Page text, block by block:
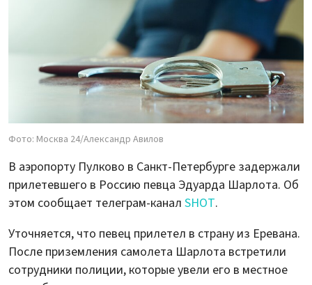
Фото: Москва 24/Александр Авилов
В аэропорту Пулково в Санкт-Петербурге задержали
прилетевшего в Россию певца Эдуарда Шарлота. Об
этом сообщает телеграм-канал SHOT.
Уточняется, что певец прилетел в страну из Еревана.
После приземления самолета Шарлота встретили
сотрудники полиции, которые увели его в местное